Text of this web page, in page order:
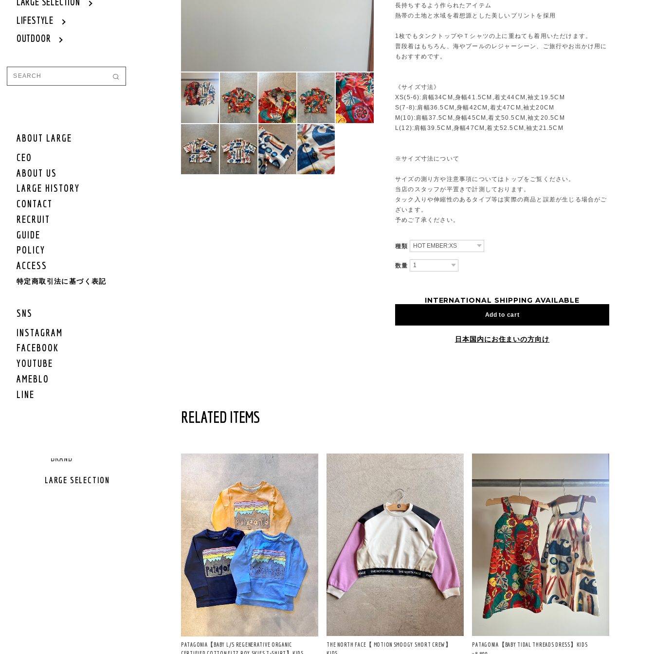
長持ちするよう作られたアイテム
熱帯の土地と水域を着想源とした美しいプリントを採用
1枚でもタンクトップやＴシャツの上に重ねても着用いただけます。
普段着はもちろん、海やプールのレジャーシーン、ご旅行やお出かけ用に
もおすすめです。
《サイズ寸法》
XS(5-6):肩幅34CM,身幅41.5CM,着丈44CM,袖丈19.5CM
S(7-8):肩幅36.5CM,身幅42CM,着丈47CM,袖丈20CM
M(10):肩幅37.5CM,身幅45CM,着丈50.5CM,袖丈20.5CM
L(12):肩幅39.5CM,身幅47CM,着丈52.5CM,袖丈21.5CM
※サイズ寸法について
サイズの測り方や注意事項についてはトップをご覧ください。
当店のスタッフが平置きで計測しております。
タック入りや伸縮性のあるタイプ等は実際の商品と誤差が生じる場合がご
ざいます。
予めご了承ください。
種類
数量
INTERNATIONAL SHIPPING AVAILABLE
Add to cart
日本国内にお住まいの方向け
RELATED ITEMS
PATAGONIA【BABY L/S REGENERATIVE ORGANIC
THE NORTH FACE【 MOTION SMOOGY SHORT CREW】
PATAGONIA【BABY TIDAL THREADS DRESS】KIDS
WOMEN TOPS
WOMEN ONE PIECE
WOMEN CAP/HAT
WOMEN SHOES
WOMEN OTHER
WOMEN BRAND
KIDS OUTER
KIDS TOPS
KIDS BOTTOMS
KIDS CAP/HAT
KIDS BAG
KIDS ACCESSORY
KIDS GOODS
KIDS ROMPERS
KIDS BRAND
LIFESTYLE
GEAR TARP/TENT
GEAR MAT
GEAR BRAND
LARGE SELECTION
LIFESTYLE
OUTDOOR
ABOUT LARGE
CEO
ABOUT US
LARGE HISTORY
CONTACT
RECRUIT
GUIDE
POLICY
ACCESS
特定商取引法に基づく表記
SNS
INSTAGRAM
FACEBOOK
YOUTUBE
AMEBLO
LINE